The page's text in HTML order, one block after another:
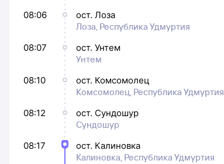
08:06
ост. Лоза
Лоза, Республика Удмуртия
08:07
ост. Унтем
Унтем
08:10
ост. Комсомолец
Комсомолец, Республика Удмуртия
08:12
ост. Сундошур
Сундошур
08:17
ост. Калиновка
Калиновка, Республика Удмуртия